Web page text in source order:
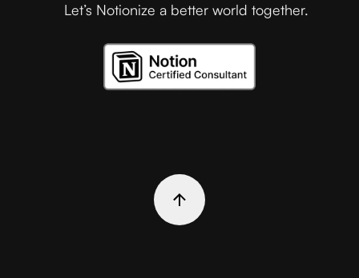
Let’s Notionize a better world together.